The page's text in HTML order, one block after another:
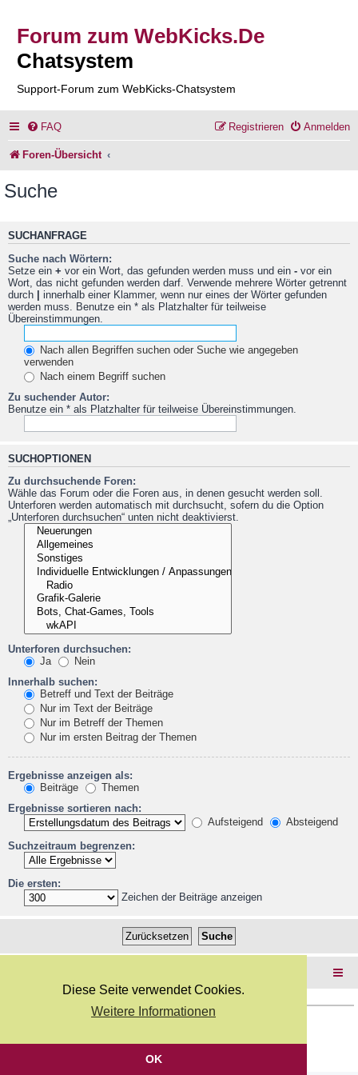
Diese Seite verwendet Cookies.
Weitere Informationen
OK
Forum zum WebKicks.De
Chatsystem
Support-Forum zum WebKicks-Chatsystem
FAQ Anmelden
Registrieren
Foren-Übersicht
Suche
SUCHANFRAGE
Suche nach Wörtern:
Setze ein + vor ein Wort, das gefunden werden muss und ein - vor ein
Wort, das nicht gefunden werden darf. Verwende mehrere Wörter getrennt
durch | innerhalb einer Klammer, wenn nur eines der Wörter gefunden
werden muss. Benutze ein * als Platzhalter für teilweise
Übereinstimmungen.
Nach allen Begriffen suchen oder Suche wie angegeben
verwenden
Nach einem Begriff suchen
Zu suchender Autor:
Benutze ein * als Platzhalter für teilweise Übereinstimmungen.
SUCHOPTIONEN
Zu durchsuchende Foren:
Wähle das Forum oder die Foren aus, in denen gesucht werden soll.
Unterforen werden automatisch mit durchsucht, sofern du die Option
„Unterforen durchsuchen“ unten nicht deaktivierst.
Unterforen durchsuchen:
Ja
Nein
Innerhalb suchen:
Betreff und Text der Beiträge
Nur im Text der Beiträge
Nur im Betreff der Themen
Nur im ersten Beitrag der Themen
Ergebnisse anzeigen als:
Beiträge
Themen
Ergebnisse sortieren nach:
Aufsteigend
Absteigend
Suchzeitraum begrenzen:
Die ersten:
Zeichen der Beiträge anzeigen
Deutsche Übersetzung durchphpBB.de